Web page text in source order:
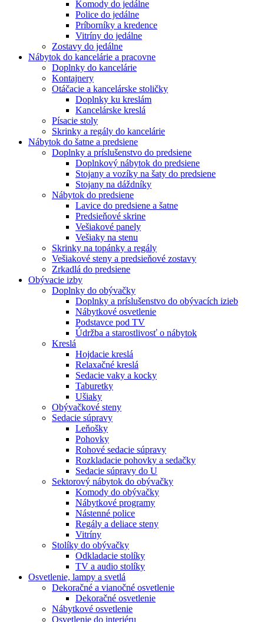
Komody do jedálne
Police do jedálne
Príborníky a kredence
Vitríny do jedálne
Zostavy do jedálne
Nábytok do kancelárie a pracovne
Doplnky do kancelárie
Kontajnery
Otáčacie a kancelárske stoličky
Doplnky ku kreslám
Kancelárske kreslá
Písacie stoly
Skrinky a regály do kancelárie
Nábytok do šatne a predsiene
Doplnky a príslušenstvo do predsiene
Doplnkový nábytok do predsiene
Stojany a vozíky na šaty do predsiene
Stojany na dáždníky
Nábytok do predsiene
Lavice do predsiene a šatne
Predsieňové skrine
Vešiakové panely
Vešiaky na stenu
Skrinky na topánky a regály
Vešiakové steny a predsieňové zostavy
Zrkadlá do predsiene
Obývacie izby
Doplnky do obývačky
Doplnky a príslušenstvo do obývacích izieb
Nábytkové osvetlenie
Podstavce pod TV
Údržba a starostlivosť o nábytok
Kreslá
Hojdacie kreslá
Relaxačné kreslá
Sedacie vaky a kocky
Taburetky
Ušiaky
Obývačkové steny
Sedacie súpravy
Leňošky
Pohovky
Rohové sedacie súpravy
Rozkladacie pohovky a sedačky
Sedacie súpravy do U
Sektorový nábytok do obývačky
Komody do obývačky
Nábytkové programy
Nástenné police
Regály a deliace steny
Vitríny
Stolíky do obývačky
Odkladacie stolíky
TV a audio stolíky
Osvetlenie, lampy a svetlá
Dekoračné a vianočné osvetlenie
Dekoračné osvetlenie
Nábytkové osvetlenie
Osvetlenie do interiéru